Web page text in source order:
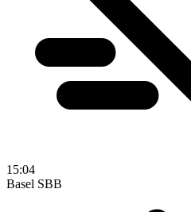
15:04
Basel SBB